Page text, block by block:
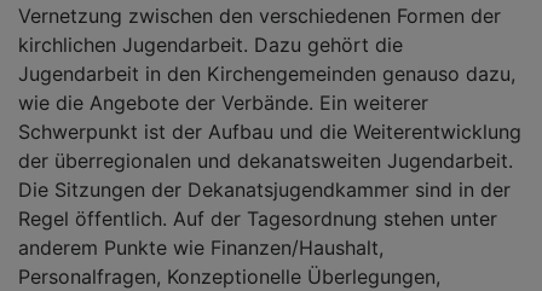
Vernetzung zwischen den verschiedenen Formen der
kirchlichen Jugendarbeit. Dazu gehört die
Jugendarbeit in den Kirchengemeinden genauso dazu,
wie die Angebote der Verbände. Ein weiterer
Schwerpunkt ist der Aufbau und die Weiterentwicklung
der überregionalen und dekanatsweiten Jugendarbeit.
Die Sitzungen der Dekanatsjugendkammer sind in der
Regel öffentlich. Auf der Tagesordnung stehen unter
anderem Punkte wie Finanzen/Haushalt,
Personalfragen, Konzeptionelle Überlegungen,